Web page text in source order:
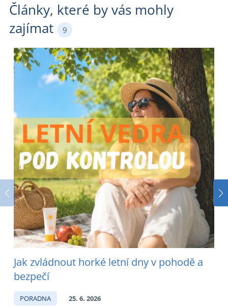
Články, které by vás mohly
zajímat
9
Jak zvládnout horké letní dny v pohodě a
bezpečí
PORADNA
25. 6. 2026